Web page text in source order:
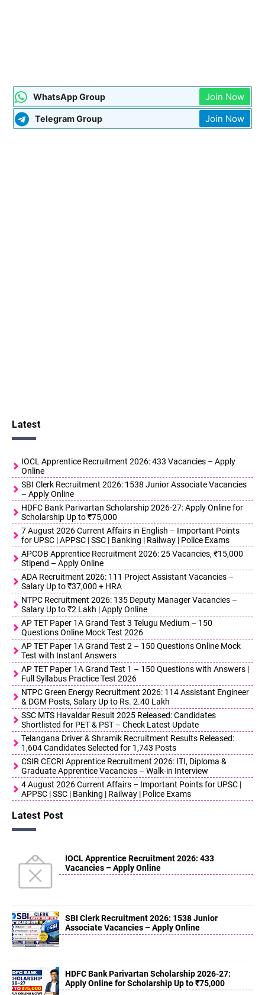
WhatsApp Group Join Now
Telegram Group Join Now
Latest
IOCL Apprentice Recruitment 2026: 433 Vacancies – Apply
Online
SBI Clerk Recruitment 2026: 1538 Junior Associate Vacancies
– Apply Online
HDFC Bank Parivartan Scholarship 2026-27: Apply Online for
Scholarship Up to ₹75,000
7 August 2026 Current Affairs in English – Important Points
for UPSC | APPSC | SSC | Banking | Railway | Police Exams
APCOB Apprentice Recruitment 2026: 25 Vacancies, ₹15,000
Stipend – Apply Online
ADA Recruitment 2026: 111 Project Assistant Vacancies –
Salary Up to ₹37,000 + HRA
NTPC Recruitment 2026: 135 Deputy Manager Vacancies –
Salary Up to ₹2 Lakh | Apply Online
AP TET Paper 1A Grand Test 3 Telugu Medium – 150
Questions Online Mock Test 2026
AP TET Paper 1A Grand Test 2 – 150 Questions Online Mock
Test with Instant Answers
AP TET Paper 1A Grand Test 1 – 150 Questions with Answers |
Full Syllabus Practice Test 2026
NTPC Green Energy Recruitment 2026: 114 Assistant Engineer
& DGM Posts, Salary Up to Rs. 2.40 Lakh
SSC MTS Havaldar Result 2025 Released: Candidates
Shortlisted for PET & PST – Check Latest Update
Telangana Driver & Shramik Recruitment Results Released:
1,604 Candidates Selected for 1,743 Posts
CSIR CECRI Apprentice Recruitment 2026: ITI, Diploma &
Graduate Apprentice Vacancies – Walk-in Interview
4 August 2026 Current Affairs – Important Points for UPSC |
APPSC | SSC | Banking | Railway | Police Exams
Latest Post
IOCL Apprentice Recruitment 2026: 433
Vacancies – Apply Online
SBI Clerk Recruitment 2026: 1538 Junior
Associate Vacancies – Apply Online
HDFC Bank Parivartan Scholarship 2026-27:
Apply Online for Scholarship Up to ₹75,000